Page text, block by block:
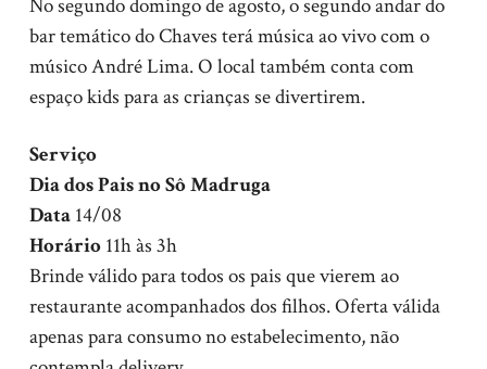
No segundo domingo de agosto, o segundo andar do
bar temático do Chaves terá música ao vivo com o
músico André Lima. O local também conta com
espaço kids para as crianças se divertirem.
Serviço
Dia dos Pais no Sô Madruga
Data14/08
Horário11h às 3h
Brinde válido para todos os pais que vierem ao
restaurante acompanhados dos filhos. Oferta válida
apenas para consumo no estabelecimento, não